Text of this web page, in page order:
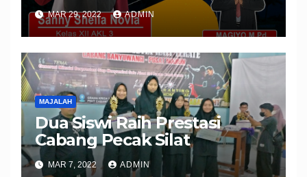
MAR 29, 2022 ADMIN
MAJALAH
Dua Siswi Raih Prestasi
Cabang Pecak Silat
MAR 7, 2022 ADMIN